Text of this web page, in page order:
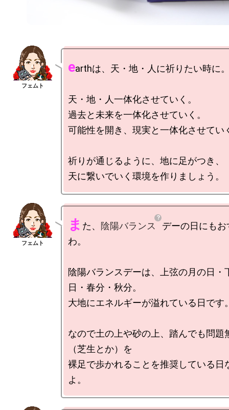
earthは、天・地・人に祈りたい時に
天・地・人一体化させていく。
過去と未来を一体化させていく。
可能性を開き、現実と一体化させてい
祈りが通じるように、地に足がつき、
ま た、 陰陽バランス
デーの日にも
わ。
陰陽バランスデーは、上弦の月の日・
日・春分・秋分。
大地にエネルギーが溢れている日です
なので土の上や砂の上、踏んでも問題
（芝生とか）を
裸足で歩かれることを推奨している日